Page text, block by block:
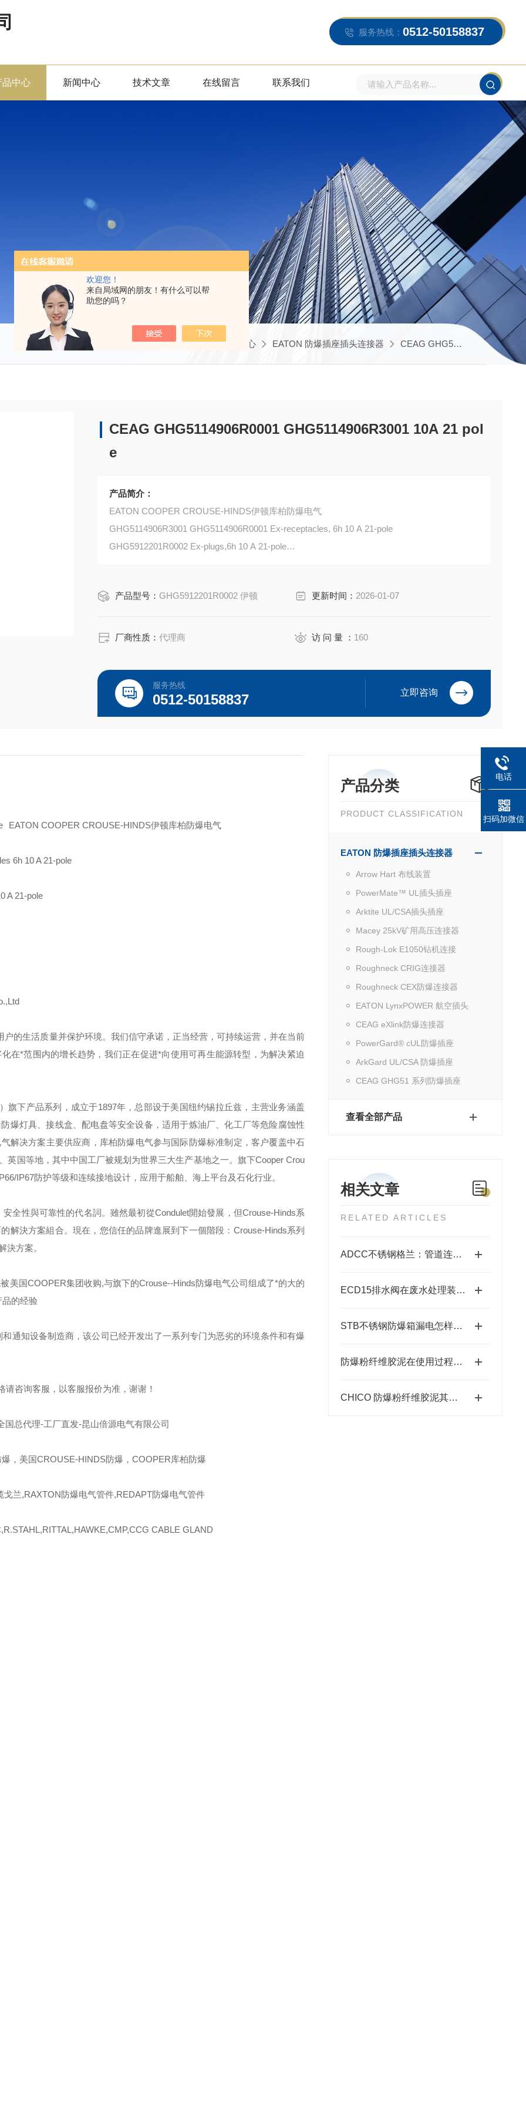
欢迎您！
来自局域网的朋友！有什么可以帮
助您的吗？
服务热线： 0512-50158837
品中心 新闻中心 技术文章 在线留言 联系我们
当前位置：首页 产品中心 EATON 防爆插座插头连接器 CEAG GHG51 系列防爆插座
CEAG GHG5114906R0001 GHG5114906R3001 10A 21 pol
e
产品简介：
EATON COOPER CROUSE-HINDS伊顿库柏防爆电气
GHG5114906R3001 GHG5114906R0001 Ex-receptacles, 6h 10 A 21-pole
GHG5912201R0002 Ex-plugs,6h 10 A 21-pole
产品型号： GHG5912201R0002 伊顿 更新时间： 2026-01-07
厂商性质：代理商 访 问 量 ： 160
服务热线
0512-50158837 立即咨询
产品分类
PRODUCT CLASSIFICATION
EATON 防爆插座插头连接器
Arrow Hart 布线装置
PowerMate™ UL插头插座
Arktite UL/CSA插头插座
Macey 25kV矿用高压连接器
Rough-Lok E1050钻机连接
Roughneck CRIG连接器
Roughneck CEX防爆连接器
EATON LynxPOWER 航空插头
CEAG eXlink防爆连接器
PowerGard® cUL防爆插座
ArkGard UL/CSA 防爆插座
CEAG GHG51 系列防爆插座
查看全部产品
相关文章
RELATED ARTICLES
ADCC不锈钢格兰：管道连接的坚固守护者
ECD15排水阀在废水处理装置中起着关键作用
STB不锈钢防爆箱漏电怎样解决？
防爆粉纤维胶泥在使用过程中需要注意以下几点
CHICO 防爆粉纤维胶泥其出色的防爆性能在许多领域发挥着重要的作用
EATON COOPER CROUSE-HINDS伊顿库柏防爆电气
6h 10 A 21-pole
A 21-pole
的生活质量并保护环境。我们信守承诺，正当经营，可持续运营，并在当前
在*范围内的增长趋势，我们正在促进*向使用可再生能源转型，为解决紧迫
旗下产品系列，成立于1897年，总部设于美国纽约锡拉丘兹，主营业务涵盖
爆灯具、接线盒、配电盘等安全设备，适用于炼油厂、化工厂等危险腐蚀性
解决方案主要供应商，库柏防爆电气参与国际防爆标准制定，客户覆盖中石
英国等地，其中中国工厂被规划为世界三大生产基地之一。旗下Cooper Crou
IP67防护等级和连续接地设计，应用于船舶、海上平台及石化行业。
全性與可靠性的代名詞。雖然最初從Condulet開始發展，但Crouse-Hinds系
解決方案組合。現在，您信任的品牌進展到下一個階段： Crouse-Hinds系列
決方案。
美国COOPER集团收购,与旗下的Crouse--Hinds防爆电气公司组成了*的大的
的经验
通知设备制造商，该公司已经开发出了一系列专门为恶劣的环境条件和有爆
请咨询客服，以客服报价为准，谢谢！
国总代理-工厂直发-昆山倍源电气有限公司
，美国CROUSE-HINDS防爆，COOPER库柏防爆
兰,RAXTON防爆电气管件,REDAPT防爆电气管件
CABLE GLAND
电话
扫码加微信